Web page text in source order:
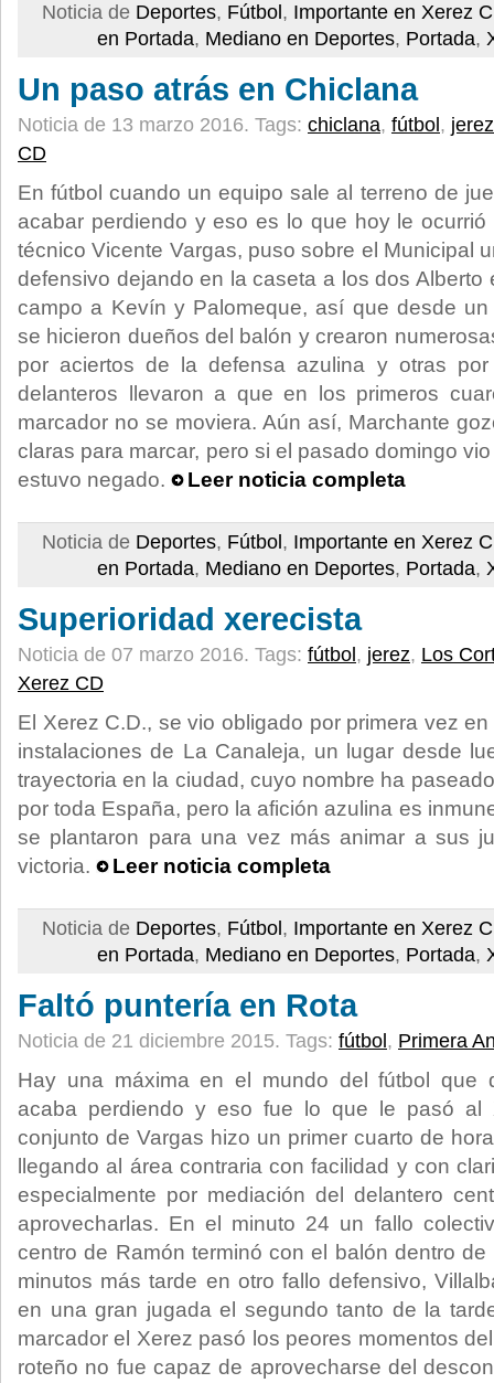
Noticia de Deportes, Fútbol , Importante en Xerez
en Portada, Mediano en Deportes, Portada,
Un paso atrás en Chiclana
Noticia de 13 marzo 2016. Tags: chiclana, fútbol , jerez
CD
En fútbol cuando un equipo sale al terreno de
acabar perdiendo y eso es lo que hoy le
técnico Vicente Vargas, puso sobre el Municipal
defensivo dejando en la caseta a los dos Alberto
campo a Kevín y Palomeque, así que desde
se hicieron dueños del balón y crearon
por aciertos de la defensa azulina y otras
delanteros llevaron a que en los primeros
marcador no se moviera. Aún así, Marchante
claras para marcar, pero si el pasado domingo
estuvo negado.
Leer noticia completa
Noticia de Deportes, Fútbol , Importante en Xerez
en Portada, Mediano en Deportes, Portada,
Superioridad xerecista
Noticia de 07 marzo 2016. Tags: fútbol , jerez, Los
Xerez CD
El Xerez C.D., se vio obligado por primera vez
instalaciones de La Canaleja, un lugar desde
trayectoria en la ciudad, cuyo nombre ha
por toda España, pero la afición azulina es
se plantaron para una vez más animar a sus
victoria.
Leer noticia completa
Noticia de Deportes, Fútbol , Importante en Xerez
en Portada, Mediano en Deportes, Portada,
Faltó puntería en Rota
Noticia de 21 diciembre 2015. Tags: fútbol , Primera
Hay una máxima en el mundo del fútbol que
acaba perdiendo y eso fue lo que le pasó al
conjunto de Vargas hizo un primer cuarto de
llegando al área contraria con facilidad y con
especialmente por mediación del delantero
aprovecharlas. En el minuto 24 un fallo
centro de Ramón terminó con el balón dentro
minutos más tarde en otro fallo defensivo,
en una gran jugada el segundo tanto de la
marcador el Xerez pasó los peores momentos
roteño no fue capaz de aprovecharse del